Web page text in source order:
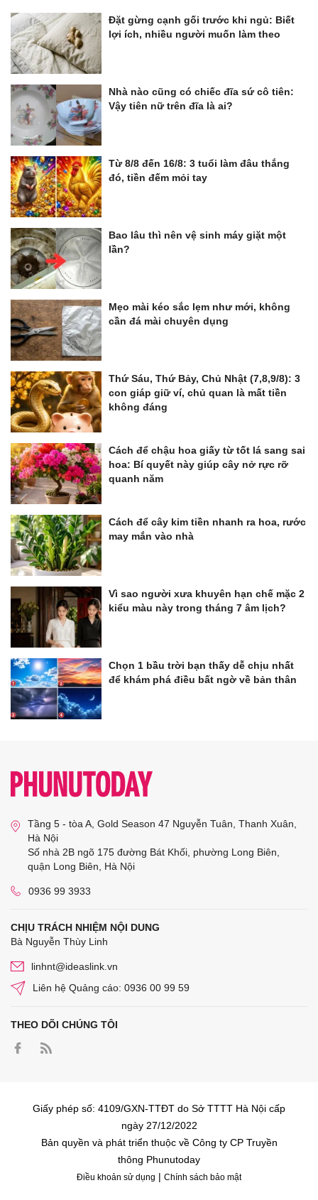
Đặt gừng cạnh gối trước khi ngủ: Biết
lợi ích, nhiều người muốn làm theo
Nhà nào cũng có chiếc đĩa sứ cô tiên:
Vậy tiên nữ trên đĩa là ai?
Từ 8/8 đến 16/8: 3 tuổi làm đâu thắng
đó, tiền đếm mỏi tay
Bao lâu thì nên vệ sinh máy giặt một
lần?
Mẹo mài kéo sắc lẹm như mới, không
cần đá mài chuyên dụng
Thứ Sáu, Thứ Bảy, Chủ Nhật (7,8,9/8): 3
con giáp giữ ví, chủ quan là mất tiền
không đáng
Cách để chậu hoa giấy từ tốt lá sang sai
hoa: Bí quyết này giúp cây nở rực rỡ
quanh năm
Cách để cây kim tiền nhanh ra hoa, rước
may mắn vào nhà
Vì sao người xưa khuyên hạn chế mặc 2
kiểu màu này trong tháng 7 âm lịch?
Chọn 1 bầu trời bạn thấy dễ chịu nhất
để khám phá điều bất ngờ về bản thân
Tầng 5 - tòa A, Gold Season 47 Nguyễn Tuân, Thanh Xuân,
Hà Nội
Số nhà 2B ngõ 175 đường Bát Khối, phường Long Biên,
quận Long Biên, Hà Nội
0936 99 3933
CHỊU TRÁCH NHIỆM NỘI DUNG
Bà Nguyễn Thùy Linh
linhnt@ideaslink.vn
Liên hệ Quảng cáo: 0936 00 99 59
THEO DÕI CHÚNG TÔI
Giấy phép số: 4109/GXN-TTĐT do Sở TTTT Hà Nội cấp
ngày 27/12/2022
Bản quyền và phát triển thuộc về Công ty CP Truyền
thông Phunutoday
Điều khoản sử dụng | Chính sách bảo mật